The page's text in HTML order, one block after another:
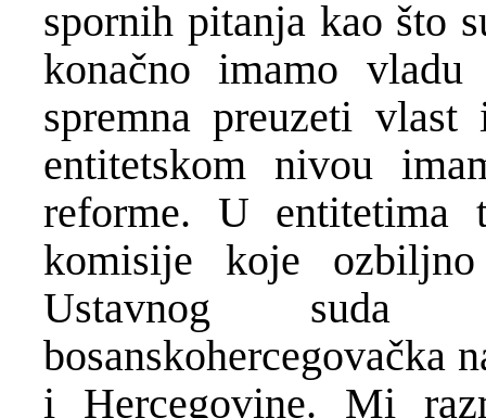
spornih pitanja kao što
konačno imamo
spremna preuzeti
entitetskom nivou
reforme. U entitetima
komisije koje
Ustavnog suda
bosanskohercegovačka
i Hercegovine. Mi